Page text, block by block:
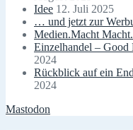
Idee 12. Juli 2025
… und jetzt zur
Medien.Macht
Einzelhandel –
2024
Rückblick auf ein
2024
Mastodon